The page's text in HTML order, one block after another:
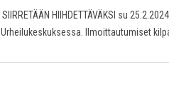
SIIRRETÄÄN HIIHDETTÄVÄKSI su
Ilmoittautumiset